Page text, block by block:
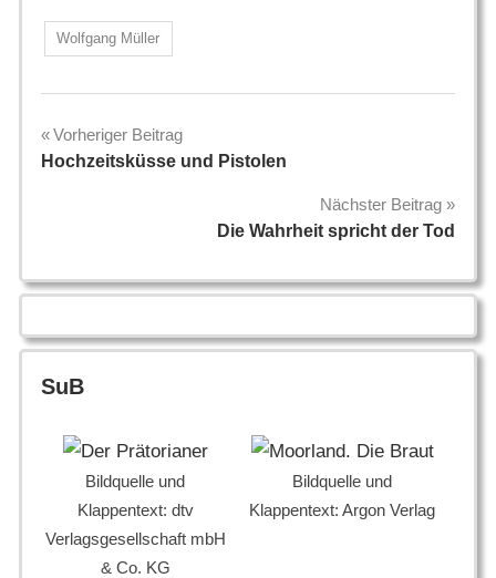
Wolfgang Müller
Beitragsnavigation
Vorheriger Beitrag
Hochzeitsküsse und Pistolen
Nächster Beitrag
Die Wahrheit spricht der Tod
SuB
Bildquelle und
Klappentext: dtv
Verlagsgesellschaft mbH
& Co. KG
Bildquelle und
Klappentext: Argon Verlag